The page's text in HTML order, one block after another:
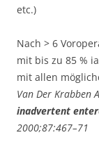
etc.)
Nach > 6
mit bis zu 85 %
mit allen
Van Der Krabben
inadvertent
2000;87:467–71